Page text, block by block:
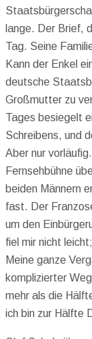
lange. Der Brief,
Tag. Seine
Kann der Enkel
deutsche
Großmutter zu
Tages besiegelt
Schreibens, und
Aber nur
Fernsehbühne
beiden Männern
fast. Der
um den
fiel mir nicht
Meine ganze
komplizierter
mehr als die
ich bin zur Hälfte